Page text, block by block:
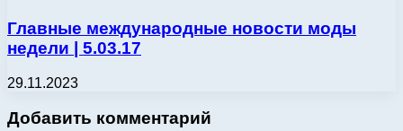
Главные международные новости моды
недели | 5.03.17
29.11.2023
Добавить комментарий